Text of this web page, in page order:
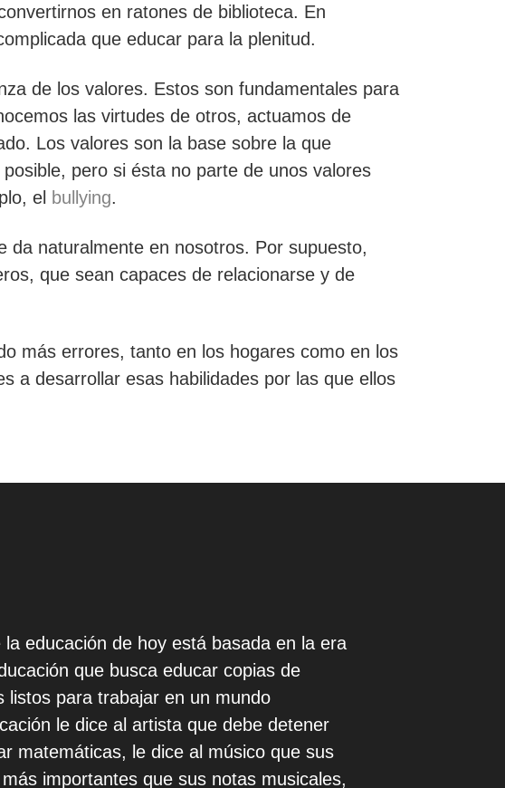
en ratones de biblioteca. En
que educar para la plenitud.
de los valores. Estos son fundamentales para
las virtudes de otros, actuamos de
Los valores son la base sobre la que
pero si ésta no parte de unos valores
el bullying.
da naturalmente en nosotros. Por supuesto,
que sean capaces de relacionarse y de
más errores, tanto en los hogares como en los
a desarrollar esas habilidades por las que ellos
educación de hoy está basada en la era
que busca educar copias de
listos para trabajar en un mundo
le dice al artista que debe detener
matemáticas, le dice al músico que sus
importantes que sus notas musicales,